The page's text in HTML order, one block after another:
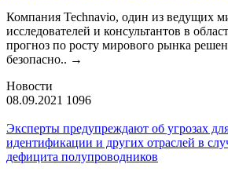
Компания Technavio, один из ведущих
исследователей и консультантов в
прогноз по росту мирового рынка
безопасно.. →
Новости
08.09.2021 1096
Эксперты предупреждают об угрозах
идентификации и других отраслей в
дефицита полупроводников